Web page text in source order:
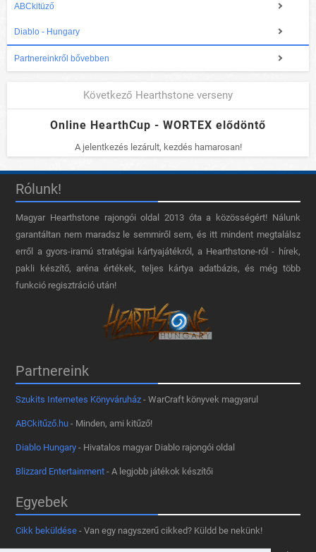
ABCkitüző
Diablo - Hungary
Partnereinkről bővebben
Következő Hearthstone verseny
Online HearthCup - WORTEX elődöntő
A jelentkezés lezárult, kezdés hamarosan!
Rólunk!
Magyar Hearthstone​ rajongói oldal 2013 óta a közösségért! Nálunk
garantáltan nem maradsz le semmiről sem, és itt mindent megtalálsz
erről a gyors-iramú stratégiai kártyajátékról, a Hearthstone-ról - hírek,
pakli készítő, aréna értékek, teljes kártya adatbázis, és még több
funkció regisztráció után!
Partnereink
Szukits Internetes Könyváruház - WarCraft könyvek magyarul
ABCkitűző.hu - Minden, ami kitűző!
Diablo Hungary - Hivatalos magyar Diablo rajongói oldal
Blizzard Entertainment - A legjobb játékok készítői
Egyebek
Cikk beküldése - Van egy nagyszerű cikked? Küldd be nekünk!